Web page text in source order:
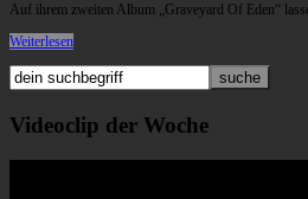
Auf ihrem zweiten Album „Graveyard Of Eden“
Weiterlesen
Videoclip der Woche